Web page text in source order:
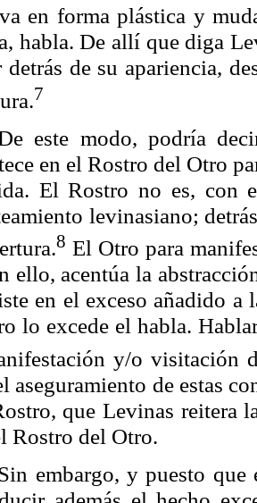
en forma plástica y
habla. De allí que diga
de su apariencia,
7
este modo, podría
en el Rostro del Otro
El Rostro no es, con
levinasiano;
8 El Otro para
ello, acentúa la
en el exceso añadido
lo excede el habla.
y/o visitación
aseguramiento de estas
queLevinas reitera
Rostro del Otro.
embargo, y puesto